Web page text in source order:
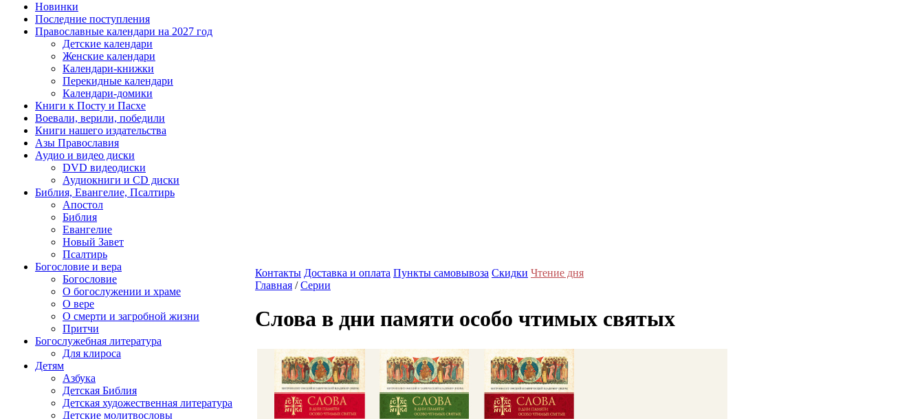
Новинки
Последние поступления
Православные календари на 2027 год
Детские календари
Женские календари
Календари-книжки
Перекидные календари
Календари-домики
Книги к Посту и Пасхе
Воевали, верили, победили
Книги нашего издательства
Азы Православия
Аудио и видео диски
DVD видеодиски
Аудиокниги и CD диски
Библия, Евангелие, Псалтирь
Апостол
Библия
Евангелие
Новый Завет
Псалтирь
Богословие и вера
Богословие
О богослужении и храме
О вере
О смерти и загробной жизни
Притчи
Богослужебная литература
Для клироса
Детям
Азбука
Детская Библия
Детская художественная литература
Детские молитвословы
Контакты Доставка и оплата Пункты самовывоза Скидки Чтение дня
Главная /Серии
Слова в дни памяти особо чтимых святых